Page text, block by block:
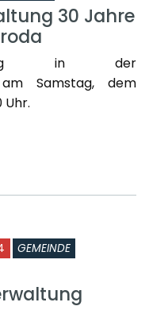
30 Jahre
in der
am Samstag, dem
Uhr.
GEMEINDE